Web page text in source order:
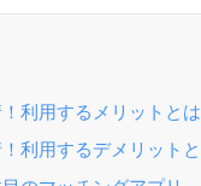
利用するメリットとは
利用するデメリット